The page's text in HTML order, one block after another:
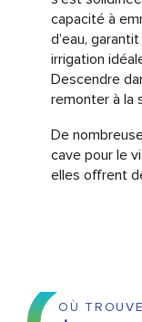
capacité à
d’eau,
irrigation
Descendre
remonter à la
De
cave pour le
elles offrent
OÙ